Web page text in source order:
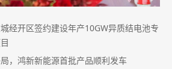
经开区签约建设年产10GW异质结电池专
，鸿新新能源首批产品顺利发车